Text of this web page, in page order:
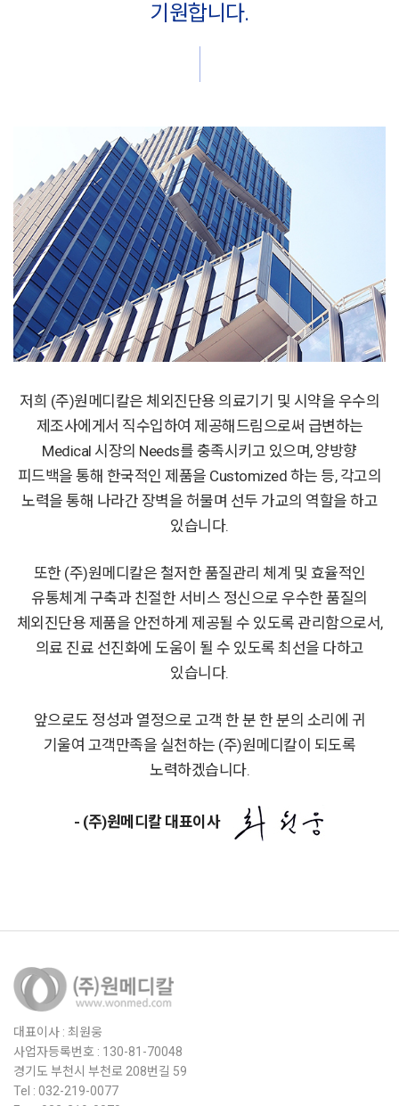
기원합니다.
저희 (주)원메디칼은 체외진단용 의료기기 및 시약을 우수의
제조사에게서 직수입하여 제공해드림으로써 급변하는
Medical 시장의 Needs를 충족시키고 있으며, 양방향
피드백을 통해 한국적인 제품을 Customized 하는 등, 각고의
노력을 통해 나라간 장벽을 허물며 선두 가교의 역할을 하고
있습니다.
또한 (주)원메디칼은 철저한 품질관리 체계 및 효율적인
유통체계 구축과 친절한 서비스 정신으로 우수한 품질의
체외진단용 제품을 안전하게 제공될 수 있도록 관리함으로서,
의료 진료 선진화에 도움이 될 수 있도록 최선을 다하고
있습니다.
앞으로도 정성과 열정으로 고객 한 분 한 분의 소리에 귀
기울여 고객만족을 실천하는 (주)원메디칼이 되도록
노력하겠습니다.
- (주)원메디칼 대표이사
대표이사 : 최원웅
사업자등록번호 : 130-81-70048
경기도 부천시 부천로 208번길 59
Tel : 032-219-0077